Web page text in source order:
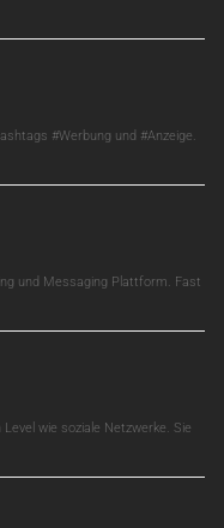
#Werbung und #Anzeige.
und Messaging Plattform. Fast
wie soziale Netzwerke. Sie